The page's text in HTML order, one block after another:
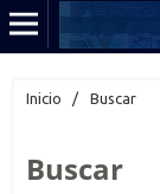
Inicio / Buscar
Buscar